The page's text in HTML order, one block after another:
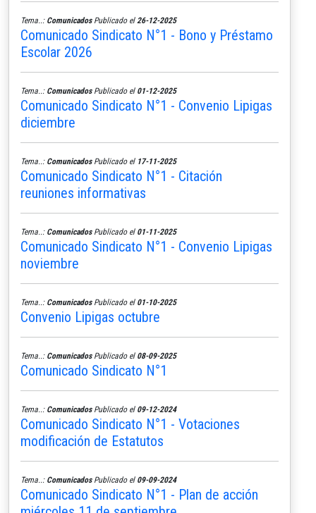
Tema..: ComunicadosPublicado el 26-12-2025
Comunicado Sindicato N°1 - Bono y Préstamo
Escolar 2026
Tema..: ComunicadosPublicado el 01-12-2025
Comunicado Sindicato N°1 - Convenio Lipigas
diciembre
Tema..: ComunicadosPublicado el 17-11-2025
Comunicado Sindicato N°1 - Citación
reuniones informativas
Tema..: ComunicadosPublicado el 01-11-2025
Comunicado Sindicato N°1 - Convenio Lipigas
noviembre
Tema..: ComunicadosPublicado el 01-10-2025
Convenio Lipigas octubre
Tema..: ComunicadosPublicado el 08-09-2025
Comunicado Sindicato N°1
Tema..: ComunicadosPublicado el 09-12-2024
Comunicado Sindicato N°1 - Votaciones
modificación de Estatutos
Tema..: ComunicadosPublicado el 09-09-2024
Comunicado Sindicato N°1 - Plan de acción